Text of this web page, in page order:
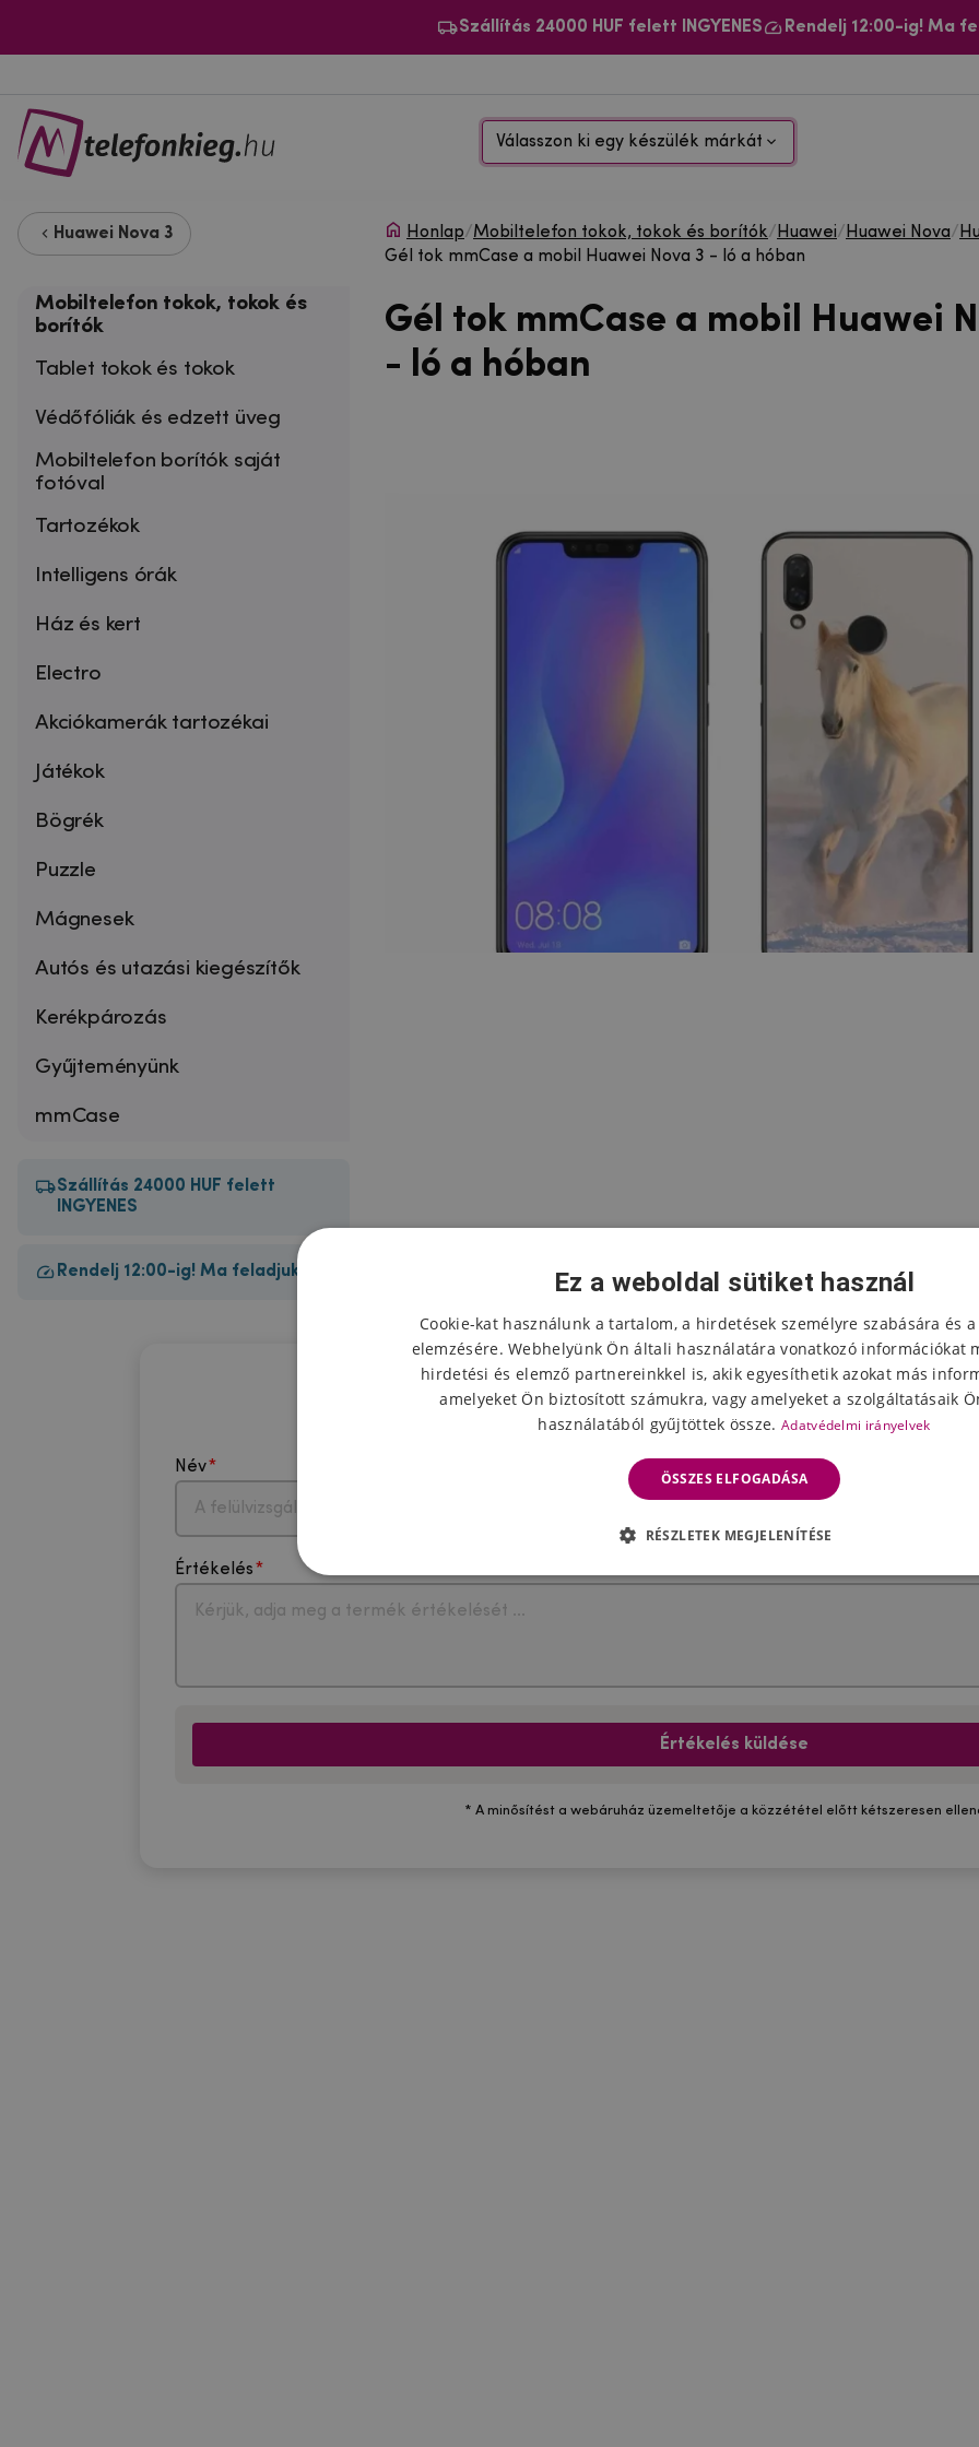
Szállítás 24000 HUF felett INGYENES Rendelj 12:00-ig! Ma
Válasszon ki egy készülék márkát
Huawei Nova 3
Mobiltelefon tokok, tokok és
borítók
Tablet tokok és tokok
Védőfóliák és edzett üveg
Mobiltelefon borítók saját
fotóval
Tartozékok
Intelligens órák
Ház és kert
Electro
Akciókamerák tartozékai
Játékok
Bögrék
Puzzle
Mágnesek
Autós és utazási kiegészítők
Kerékpározás
Gyűjteményünk
mmCase
Szállítás 24000 HUF felett
INGYENES
Rendelj 12:00-ig! Ma feladjuk!
Honlap/Mobiltelefon tokok, tokok és borítók/ Huawei/ Huawei Nova/
Gél tok mmCase a mobil Huawei Nova 3 - ló a hóban
Gél tok mmCase a mobil Huawei
- ló a hóban
A termék értékelése
Név Válassza ki a csillagok számát
Értékelés
Értékelés küldése
* A minősítést a webáruház üzemeltetője a közzététel előtt kétszeresen
Ez a weboldal sütiket használ
Cookie-kat használunk a tartalom, a hirdetések személyre szabására és
elemzésére. Webhelyünk Ön általi használatára vonatkozó információkat
hirdetési és elemző partnereinkkel is, akik egyesíthetik azokat más
amelyeket Ön biztosított számukra, vagy amelyeket a szolgáltatásaik
használatából gyűjtöttek össze. Adatvédelmi irányelvek
ÖSSZES ELFOGADÁSA
RÉSZLETEK MEGJELENÍTÉSE